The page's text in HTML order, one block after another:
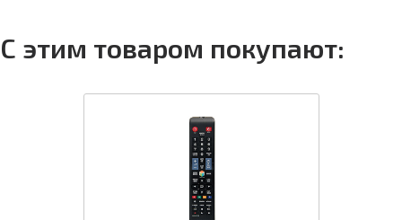
С этим товаром покупают: